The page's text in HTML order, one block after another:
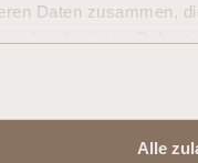
Daten zusammen,
Alle
Mit dem Eintreten